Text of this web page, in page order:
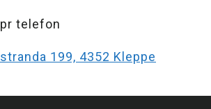
telefon
199, 4352 Kleppe